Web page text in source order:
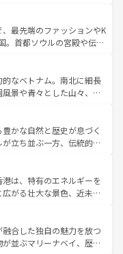
報
しい。
おり、サーフィンやダイ
ドア好きにはたまらな
を存分に味わいつくそ
湾東部など、都市の喧騒
訪れる人に新しい発見と
奥深い台湾の食文化も魅
、バラエティ豊かな料理
湾情報は コンテンツ一覧を参
最先端のファッションやK
。首都ソウルの宮殿や伝統
の自然美を楽しむことが
絶品のストリートフード
ている。夜には、韓国な
彩な魅力を心ゆくまで味
なお、新着の韓国情報はコンテンツ一
なベトナム。南北に細長
景や青々とした山々、世
ハノイの古い町並みやホ
建物も、独特の雰囲気を
ィの豊かさとおいしさで
ナムコーヒーなどは、ぜ
訪れてもあたたかい人々
っと忘れられない旅にな
かな自然と歴史が息づく
立ち並ぶ一方、伝統的な
チェンマイなどの山岳地
ーケットやクラビの美し
ことができる。タイ料理
の季節にも異なる楽しみ
の人々、仏教を中心とし
、訪れる旅人を魅了し続
は、特有のエネルギーを
がる壮大な景色、近未来
。観光スポットが密集し
るのも魅力。息をのむよ
香港を存分に楽しみ尽く
合した独自の魅力を放つ
並ぶマリーナベイ、歴史